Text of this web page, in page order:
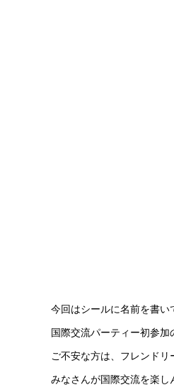
今回はシールに名前を書い
国際交流パーティー初参加
ご不安な方は、フレンドリ
みなさんが国際交流を楽し